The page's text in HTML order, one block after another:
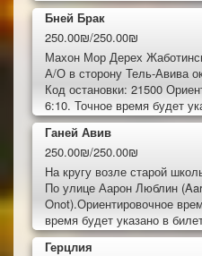
Бней Брак
250.00₪/250.00₪
Махон Мор Дерех
А/О в сторону Тель-Авива
Код остановки: 21500
6:10. Точное время будет
Ганей Авив
250.00₪/250.00₪
На кругу возле старой
По улице Аарон Люблин
Onot).Ориентировочное
время будет указано в
Герцлия